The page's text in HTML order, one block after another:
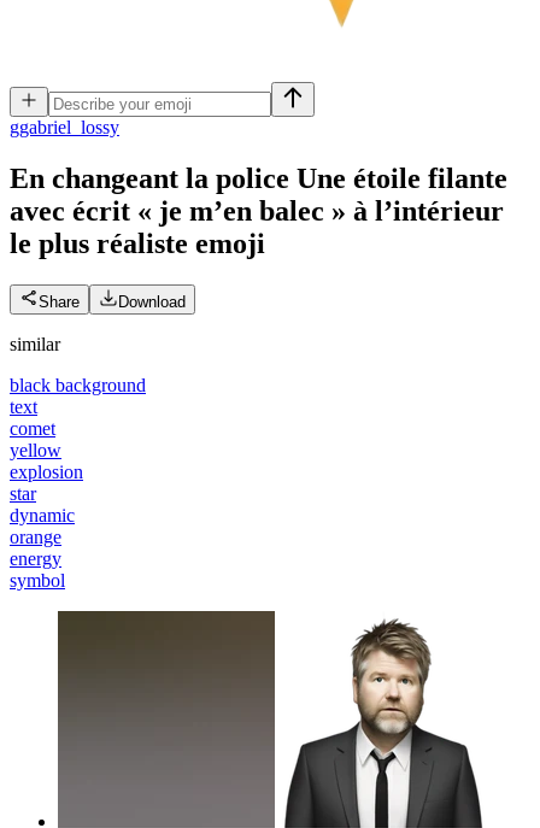
ggabriel_lossy
En changeant la police Une étoile filante
avec écrit « je m’en balec » à l’intérieur
le plus réaliste emoji
Share Download
similar
black background
text
comet
yellow
explosion
star
dynamic
orange
energy
symbol